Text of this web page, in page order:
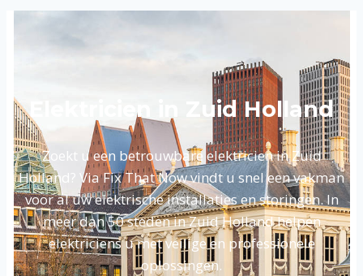
Elektricien in Zuid Holland
Zoekt u een betrouwbare elektricien in Zuid
Holland? Via Fix That Now vindt u snel een vakman
voor al uw elektrische installaties en storingen. In
meer dan 50 steden in Zuid Holland helpen
elektriciens u met veilige en professionele
oplossingen.